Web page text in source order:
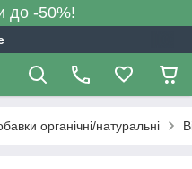
до -50%!
органічні/натуральні